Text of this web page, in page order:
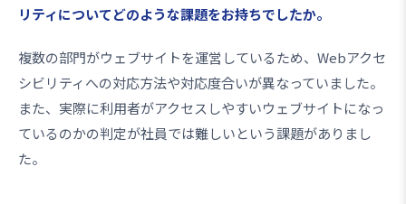
リティについてどのような課題をお持ちでしたか。
複数の部門がウェブサイトを運営しているため、Webアクセ
シビリティへの対応方法や対応度合いが異なっていました。
また、実際に利用者がアクセスしやすいウェブサイトになっ
ているのかの判定が社員では難しいという課題がありまし
た。